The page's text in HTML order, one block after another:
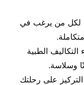
لكل من يرغب في
الطبية
وسلاسة.
على رحلتك